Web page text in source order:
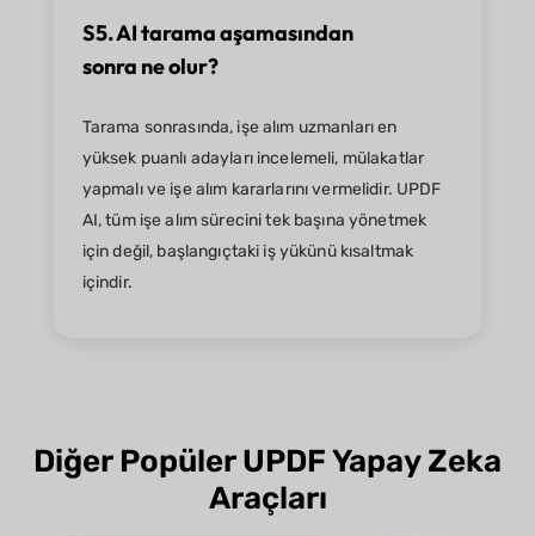
S5. AI tarama aşamasından
sonra ne olur?
Tarama sonrasında, işe alım uzmanları en
yüksek puanlı adayları incelemeli, mülakatlar
yapmalı ve işe alım kararlarını vermelidir. UPDF
AI, tüm işe alım sürecini tek başına yönetmek
için değil, başlangıçtaki iş yükünü kısaltmak
içindir.
Diğer Popüler UPDF Yapay Zeka
Araçları